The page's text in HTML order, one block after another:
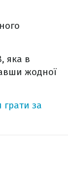
яка в
жодної
за